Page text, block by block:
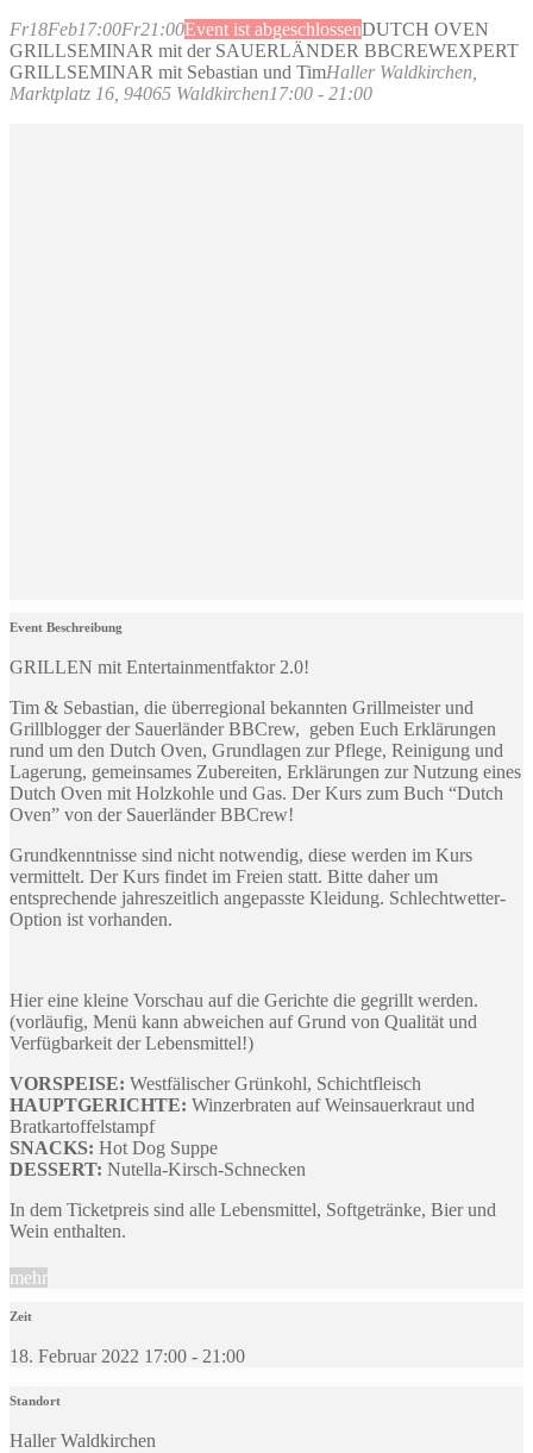
Fr18Feb17:00Fr21:00Event ist abgeschlossenDUTCH OVEN
GRILLSEMINAR mit der SAUERLÄNDER BBCREWEXPERT
GRILLSEMINAR mit Sebastian und TimHaller Waldkirchen
Marktplatz 16, 94065 Waldkirchen17:00 - 21:00
Event Beschreibung
GRILLEN mit Entertainmentfaktor 2.0!
Tim & Sebastian, die überregional bekannten Grillmeister und
Grillblogger der Sauerländer BBCrew, geben Euch Erklärungen
rund um den Dutch Oven, Grundlagen zur Pflege, Reinigung und
Lagerung, gemeinsames Zubereiten, Erklärungen zur Nutzung eines
Dutch Oven mit Holzkohle und Gas. Der Kurs zum Buch “Dutch
Oven” von der Sauerländer BBCrew!
Grundkenntnisse sind nicht notwendig, diese werden im Kurs
vermittelt. Der Kurs findet im Freien statt. Bitte daher um
entsprechende jahreszeitlich angepasste Kleidung. Schlechtwetter-
Option ist vorhanden.
Hier eine kleine Vorschau auf die Gerichte die gegrillt werden.
(vorläufig, Menü kann abweichen auf Grund von Qualität und
Verfügbarkeit der Lebensmittel!)
VORSPEISE: Westfälischer Grünkohl, Schichtfleisch
HAUPTGERICHTE: Winzerbraten auf Weinsauerkraut und
Bratkartoffelstampf
SNACKS: Hot Dog Suppe
DESSERT: Nutella-Kirsch-Schnecken
In dem Ticketpreis sind alle Lebensmittel, Softgetränke, Bier und
Wein enthalten.
mehr
Zeit
18. Februar 2022 17:00 - 21:00
Standort
Haller Waldkirchen